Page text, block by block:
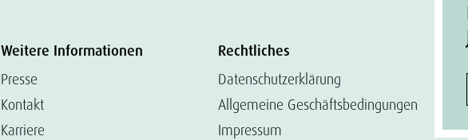
Weitere Informationen
Presse
Kontakt
Karriere
Rechtliches
Datenschutzerklärung
Allgemeine Geschäftsbedingungen
Impressum